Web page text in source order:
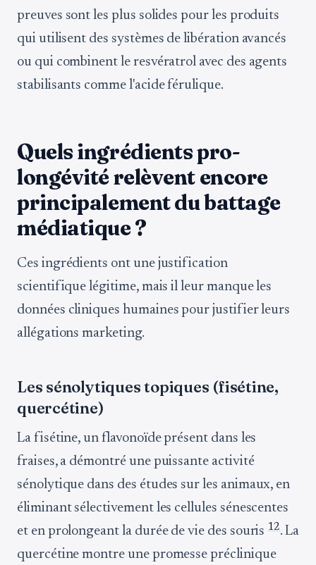
preuves sont les plus solides pour les produits
qui utilisent des systèmes de libération avancés
ou qui combinent le resvératrol avec des agents
stabilisants comme l'acide férulique.
Quels ingrédients pro-
longévité relèvent encore
principalement du battage
médiatique ?
Ces ingrédients ont une justification
scientifique légitime, mais il leur manque les
données cliniques humaines pour justifier leurs
allégations marketing.
Les sénolytiques topiques (fisétine,
quercétine)
La fisétine, un flavonoïde présent dans les
fraises, a démontré une puissante activité
sénolytique dans des études sur les animaux, en
éliminant sélectivement les cellules sénescentes
et en prolongeant la durée de vie des souris12. La
quercétine montre une promesse préclinique